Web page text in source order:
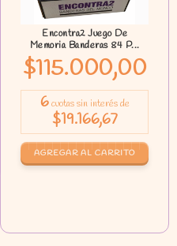
Encontra2 Juego De
Memoria Banderas 84 P...
$115.000,00
6 cuotas sin interés de
$19.166,67